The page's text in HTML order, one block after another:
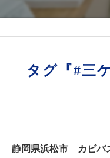
タグ『#三
静岡県浜松市 カビバ